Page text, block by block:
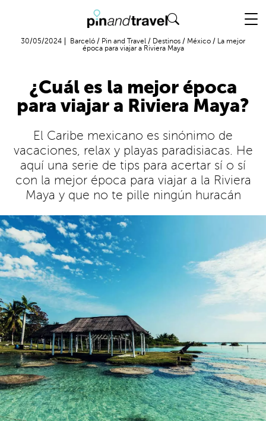
30/05/2024 Barceló / Pin and Travel / Destinos / México / La mejor
época para viajar a Riviera Maya
¿Cuál es la mejor época
para viajar a Riviera Maya?
El Caribe mexicano es sinónimo de
vacaciones, relax y playas paradisiacas. He
aquí una serie de tips para acertar sí o sí
con la mejor época para viajar a la Riviera
Maya y que no te pille ningún huracán